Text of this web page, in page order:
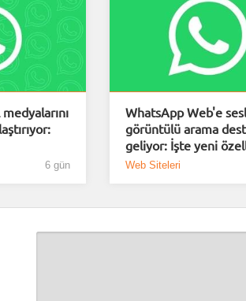
6 gün
WhatsApp Web'e
görüntülü arama
geliyor: İşte yeni
Web Siteleri